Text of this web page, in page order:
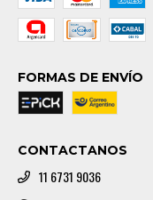
FORMAS DE ENVÍO
CONTACTANOS
11 6731 9036